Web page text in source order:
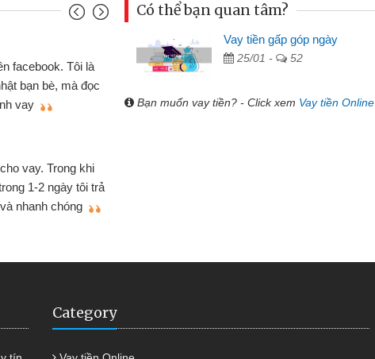
đến thông qua quảng cáo trên facebook. Tôi là
nên cần đóng tiền nhà, sinh nhật bạn bè, mà đọc
tục nhanh gọn nên tôi quyết định vay
tuần các ngân hàng không ai cho vay. Trong khi
triệu để giải quyết việc riêng, trong 1-2 ngày tôi trả
Cảm ơn đã giúp tôi kịp thời và nhanh chóng
Có thể bạn quan tâm?
Vay tiền gấp góp ngày
25/01 - 52
Bạn muốn vay tiền? - Click xem Vay tiền Online
Category